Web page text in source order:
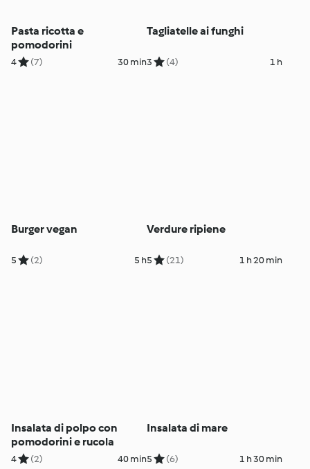
Pasta ricotta e
pomodorini
4 (7) 30 min
Tagliatelle ai funghi
3 (4) 1 h
Burger vegan
5 (2) 5 h
Verdure ripiene
5 (21) 1 h 20 min
Insalata di polpo con
pomodorini e rucola
4 (2) 40 min
Insalata di mare
5 (6) 1 h 30 min